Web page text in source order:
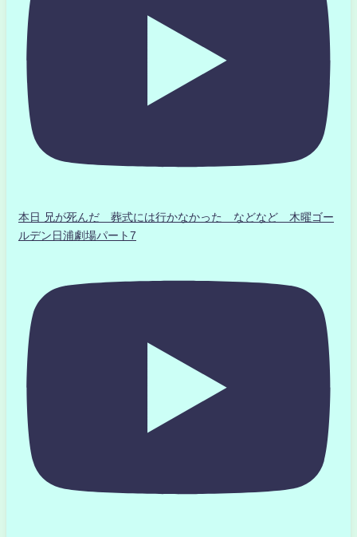
本日 兄が死んだ 葬式には行かなかった などなど 木曜ゴー
ルデン日浦劇場パート7